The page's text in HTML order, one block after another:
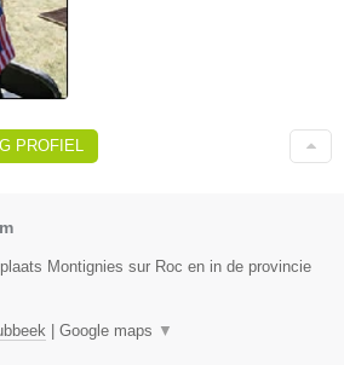
PROFIEL
Montignies sur Roc en in de provincie
Google maps ▼